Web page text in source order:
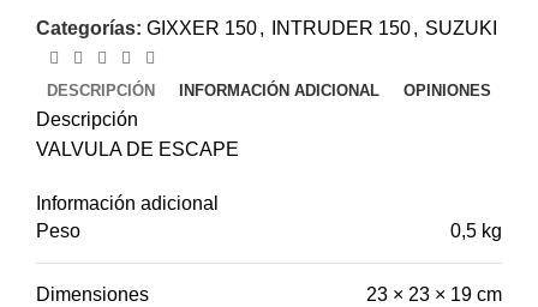
Categorías: GIXXER 150, INTRUDER 150, SUZUKI
DESCRIPCIÓN INFORMACIÓN ADICIONAL OPINIONES
Descripción
VALVULA DE ESCAPE
Información adicional
Peso
0,5 kg
Dimensiones
23 × 23 × 19 cm